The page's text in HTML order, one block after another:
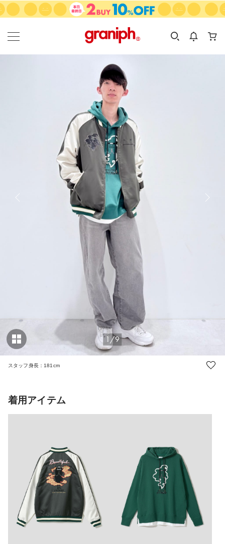
カテゴリーから探す
KIDS
カテゴリ
サイズ
1/9
スタッフ身長：181cm
着用アイテム